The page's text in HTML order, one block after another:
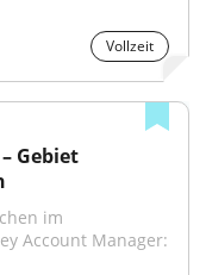
Vollzeit
Gebiet
im
Account Manager: